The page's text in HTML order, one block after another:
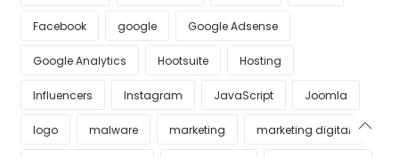
Facebook google Google Adsense
Google Analytics Hootsuite Hosting
Influencers Instagram JavaScript Joomla
logo malware marketing marketing digital